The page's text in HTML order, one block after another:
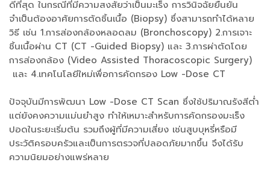
ดีที่สุด ในกรณีที่มีความสงสัยว่าเป็นมะเร็ง การวินิจฉัยยืนยัน
จำเป็นต้องอาศัยการตัดชิ้นเนื้อ (Biopsy) ซึ่งสามารถทำได้หลาย
วิธี เช่น 1.การส่องกล้องหลอดลม (Bronchoscopy) 2.การเจาะ
ชิ้นเนื้อผ่าน CT (CT -Guided Biopsy) และ 3.การผ่าตัดโดย
การส่องกล้อง (Video Assisted Thoracoscopic Surgery)
และ 4.เทคโนโลยีใหม่เพื่อการคัดกรอง Low -Dose CT
ปัจจุบันมีการพัฒนา Low -Dose CT Scan ซึ่งใช้ปริมาณรังสีต่ำ
แต่ยังคงความแม่นยำสูง ทำให้เหมาะสำหรับการคัดกรองมะเร็ง
ปอดในระยะเริ่มต้น รวมถึงผู้ที่มีความเสี่ยง เช่นสูบบุหรี่หรือมี
ประวัติครอบครัวและเป็นการตรวจที่ปลอดภัยมากขึ้น จึงได้รับ
ความนิยมอย่างแพร่หลาย